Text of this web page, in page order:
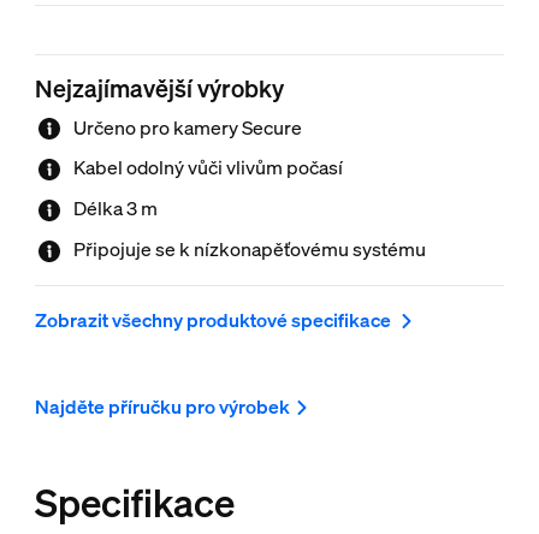
Nejzajímavější výrobky
Určeno pro kamery Secure
Kabel odolný vůči vlivům počasí
Délka 3 m
Připojuje se k nízkonapěťovému systému
Zobrazit všechny produktové specifikace
Najděte příručku pro výrobek
Specifikace